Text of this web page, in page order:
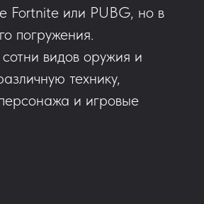
Fortnite или PUBG, но в
погружения.
видов оружия и
технику,
и игровые